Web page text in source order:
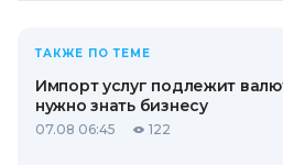
ТАКЖЕ ПО ТЕМЕ
Импорт услуг подлежит
нужно знать бизнесу
07.08 06:45 122